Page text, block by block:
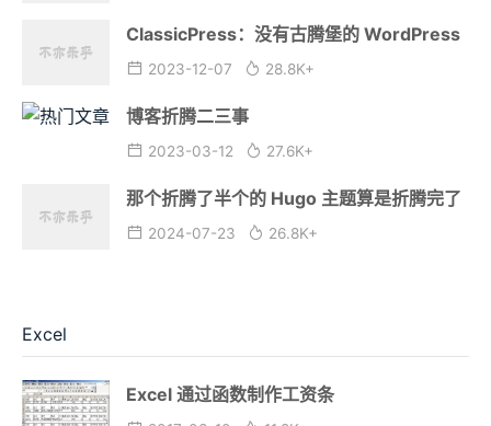
ClassicPress：没有古腾堡的 WordPress
2023-12-07 28.8K+
博客折腾二三事
2023-03-12 27.6K+
那个折腾了半个的 Hugo 主题算是折腾完了
2024-07-23 26.8K+
Excel
Excel 通过函数制作工资条